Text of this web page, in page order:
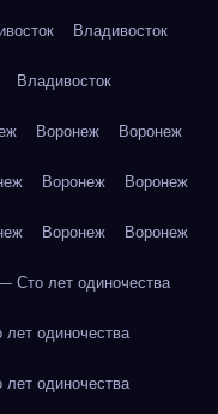
Владивосток
Владивосток
Воронеж Воронеж
Воронеж Воронеж
Воронеж Воронеж
Сто лет одиночества
одиночества
одиночества